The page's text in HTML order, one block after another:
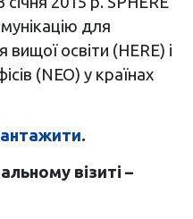
для
освіти (HERE) і
(NEO) у країнах
.
візиті –